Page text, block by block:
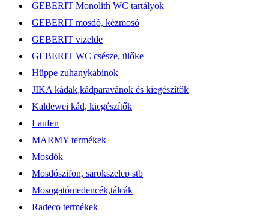
GEBERIT Monolith WC tartályok
GEBERIT mosdó, kézmosó
GEBERIT vizelde
GEBERIT WC csésze, ülőke
Hüppe zuhanykabinok
JIKA kádak,kádparavánok és kiegészítők
Kaldewei kád, kiegészítők
Laufen
MARMY termékek
Mosdók
Mosdószifon, sarokszelep stb
Mosogatómedencék,tálcák
Radeco termékek